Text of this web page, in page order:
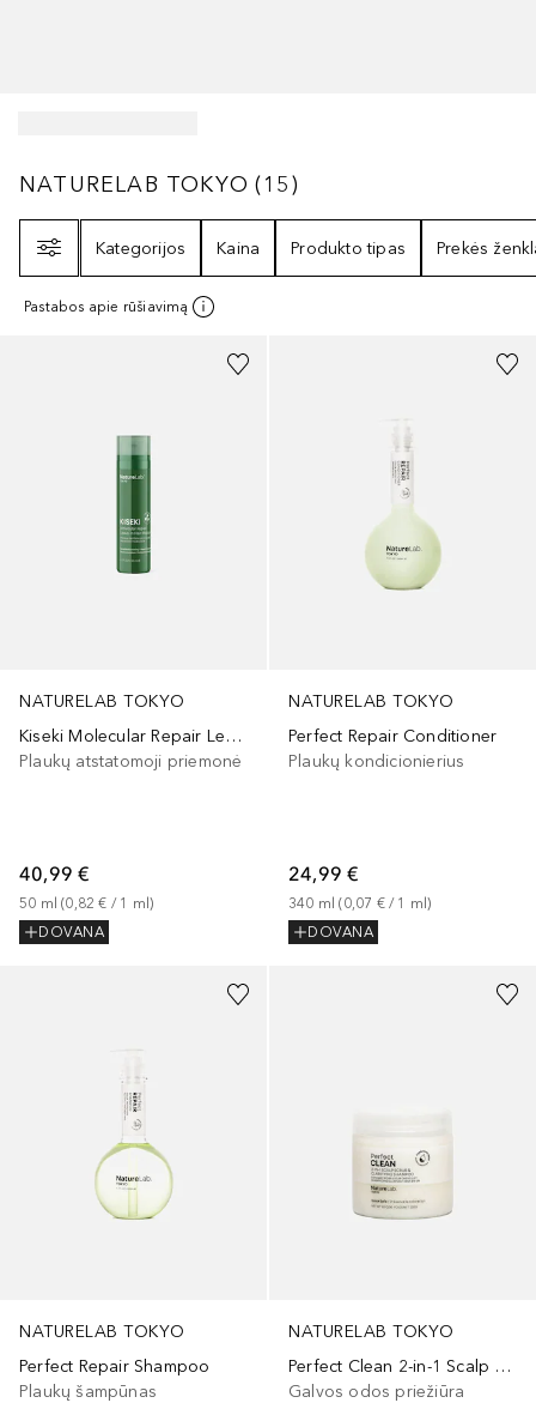
NATURELAB TOKYO 15
NATURELAB TOKYO (15)
Kategorijos
Kaina Produkto tipas Prekės
Pastabos apie rūšiavimą
NATURELAB TOKYO
Kiseki Molecular Repair Leave-In Hair Masque
Plaukų atstatomoji priemonė
40,99 €
50 ml (0,82 € / 1 ml)
DOVANA
NATURELAB TOKYO
Perfect Repair Conditioner
Plaukų kondicionierius
24,99 €
340 ml (0,07 € / 1 ml)
DOVANA
NATURELAB TOKYO
Perfect Repair Shampoo
Plaukų šampūnas
NATURELAB TOKYO
Perfect Clean 2-in-1 Scalp Scrub & Clarifying Shampoo
Galvos odos priežiūra